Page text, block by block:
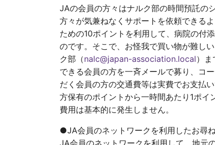
JAの会員の方々はナルク部の時間預託の
方々が気兼ねなくサポートを依頼できる
ための10ポイントを利用して、病院の付
のです。そこで、お怪我で買い物が難し
ク部（nalc@japan-association.local）
できる会員の方を一斉メールで募り、コ
だく会員の方の交通費等は実費でお支払
方保有のポイントから一時間あたり1ポ
費用は基本的に発生しません。
●JA会員のネットワークを利用したお尋
JA会員のネットワークを利用して、地元